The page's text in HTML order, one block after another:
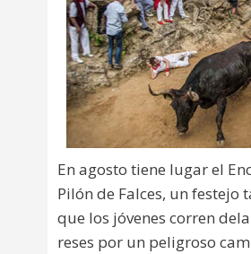
En agosto tiene lugar el
Pilón de Falces, un festejo
que los jóvenes corren
reses por un peligroso